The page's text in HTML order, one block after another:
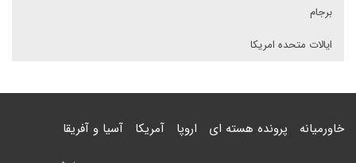
برجام
ایالات متحده امریکا
خاورمیانه پرونده هسته ای اروپا آمریکا آسیا و آفریقا